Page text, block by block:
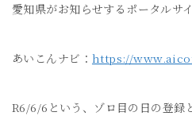
愛知県がお知らせするポータルサイ
あいこんナビ： https://
R6/6/6という、ゾロ目の日の登録